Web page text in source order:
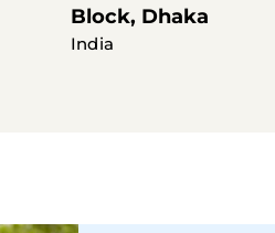
Block, Dhaka
India